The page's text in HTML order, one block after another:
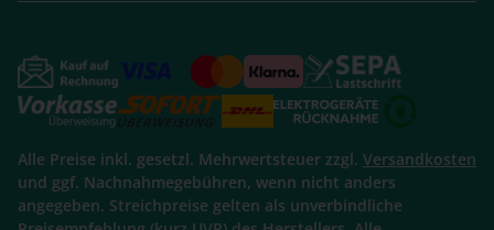
Alle Preise inkl. gesetzl. Mehrwertsteuer zzgl. Versandkosten
und ggf. Nachnahmegebühren, wenn nicht anders
angegeben. Streichpreise gelten als unverbindliche